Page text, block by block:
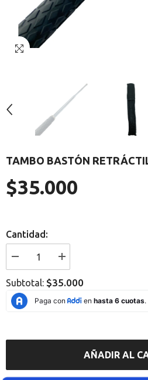
TAMBO BASTÓN
Precio
regular
$35.000
Cantidad:
Error:
Missing
interpolation
value
&quot;producto&quot;
cantidad
}}&quot;
I18n
Error:
Missing
interpolation
value
&quot;producto&quot;
cantidad
}}&quot;
Subtotal: $35.000
AÑADIR AL